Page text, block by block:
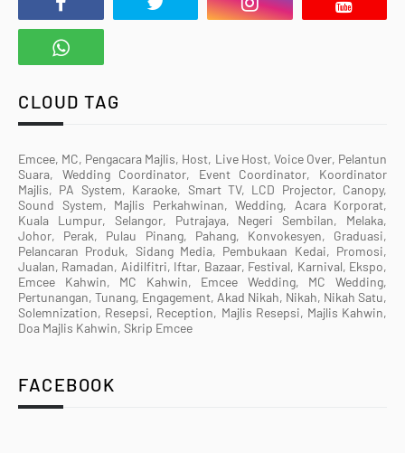
CLOUD TAG
Emcee, MC, Pengacara Majlis, Host, Live Host, Voice Over, Pelantun
Suara, Wedding Coordinator, Event Coordinator, Koordinator
Majlis, PA System, Karaoke, Smart TV, LCD Projector, Canopy,
Sound System, Majlis Perkahwinan, Wedding, Acara Korporat,
Kuala Lumpur, Selangor, Putrajaya, Negeri Sembilan, Melaka,
Johor, Perak, Pulau Pinang, Pahang, Konvokesyen, Graduasi,
Pelancaran Produk, Sidang Media, Pembukaan Kedai, Promosi,
Jualan, Ramadan, Aidilfitri, Iftar, Bazaar, Festival, Karnival, Ekspo,
Emcee Kahwin, MC Kahwin, Emcee Wedding, MC Wedding,
Pertunangan, Tunang, Engagement, Akad Nikah, Nikah, Nikah Satu,
Solemnization, Resepsi, Reception, Majlis Resepsi, Majlis Kahwin,
Doa Majlis Kahwin, Skrip Emcee
FACEBOOK